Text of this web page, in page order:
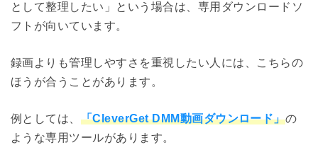
として整理したい」という場合は、専用ダウンロードソ
フトが向いています。
録画よりも管理しやすさを重視したい人には、こちらの
ほうが合うことがあります。
例としては、 「CleverGet DMM動画ダウンロード」の
ような専用ツールがあります。